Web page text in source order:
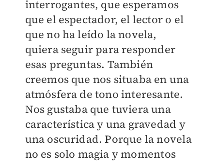
interrogantes, que esperamos
que el espectador, el lector o el
que no ha leído la novela,
quiera seguir para responder
esas preguntas. También
creemos que nos situaba en una
atmósfera de tono interesante.
Nos gustaba que tuviera una
característica y una gravedad y
una oscuridad. Porque la novela
no es solo magia y momentos